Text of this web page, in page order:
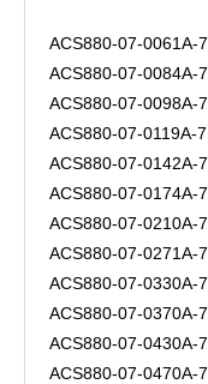
ACS880-07-0061A-7
ACS880-07-0084A-7
ACS880-07-0098A-7
ACS880-07-0119A-7
ACS880-07-0142A-7
ACS880-07-0174A-7
ACS880-07-0210A-7
ACS880-07-0271A-7
ACS880-07-0330A-7
ACS880-07-0370A-7
ACS880-07-0430A-7
ACS880-07-0470A-7